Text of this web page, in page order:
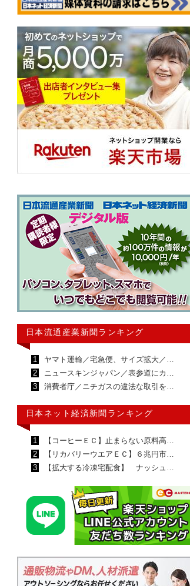
日本流通産業新聞ランキング
1
ヤマト運輸／宅急便、サイズ拡大／…
2
ニュースキンジャパン／表参道にカ…
3
消費者庁／ニチガスの違法な取引を…
日本ネット経済新聞ランキング
1
【コーヒーＥＣ】止まらない原料高…
2
【リカバリーウエアＥＣ】６兆円市…
3
【拡大する冷凍宅配食】 ナッシュ…